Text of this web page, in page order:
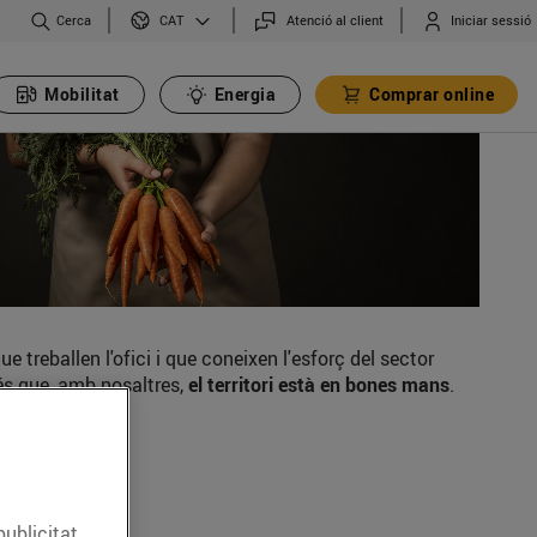
Cerca CAT Atenció al client Iniciar sessió
Mobilitat Energia Comprar online
treballen l'ofici i que coneixen l'esforç del sector
que, amb nosaltres,el territori està en bones mans.